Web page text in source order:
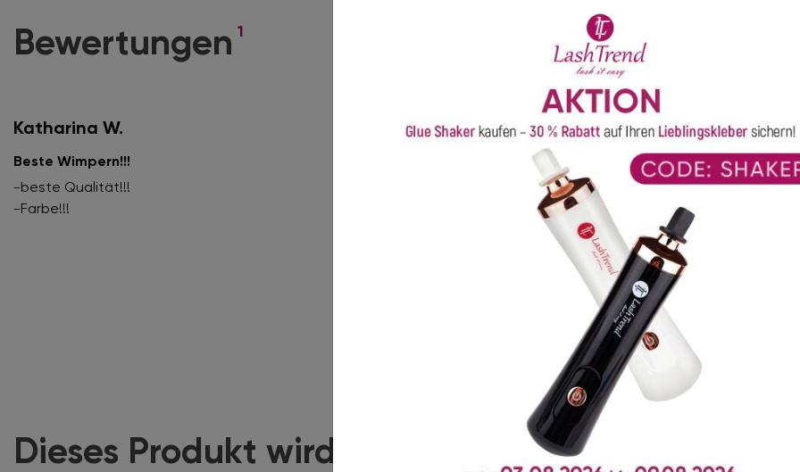
Bewertungen 1
5
Katharina W. 30 Oktober 2022
Beste Wimpern!!!
-beste Qualität!!!
-Farbe!!!
Dieses Produkt wird oft zusammen gekauft